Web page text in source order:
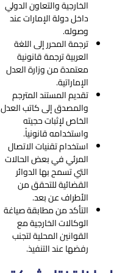
الخارجية والتعاون الدولي
داخل دولة الإمارات عند
وصوله.
ترجمة المحرر إلى اللغة
العربية ترجمة قانونية
معتمدة من وزارة العدل
الإماراتية.
تقديم المستند المترجم
والمصدق إلى كاتب العدل
الخاص لإثبات حجيته
واستخدامه قانونياً.
استخدام تقنيات الاتصال
المرئي في بعض الحالات
التي تسمح بها الدوائر
القضائية للتحقق من
الأطراف عن بعد.
التأكد من مطابقة صياغة
الوكالات الخارجية مع
القوانين المحلية لتجنب
رفضها عند التنفيذ.